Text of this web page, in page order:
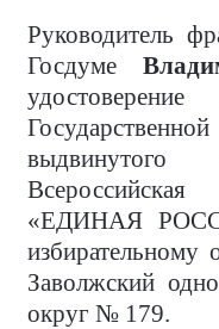
Руководитель
Госдуме
выдвинутого
«ЕДИНАЯ
избирательному
Заволжский
округ № 179.